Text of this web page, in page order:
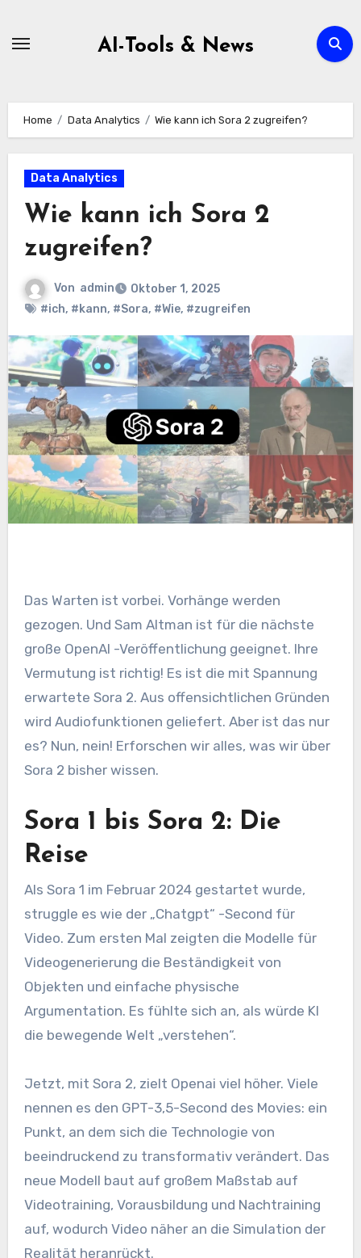
AI-Tools & News
Home Data Analytics Wie kann ich Sora 2 zugreifen?
Data Analytics
Wie kann ich Sora 2
zugreifen?
Von admin
Oktober 1, 2025
#ich, #kann, #Sora, #Wie, #zugreifen
Das Warten ist vorbei. Vorhänge werden
gezogen. Und Sam Altman ist für die nächste
große OpenAI -Veröffentlichung geeignet. Ihre
Vermutung ist richtig! Es ist die mit Spannung
erwartete Sora 2. Aus offensichtlichen Gründen
wird Audiofunktionen geliefert. Aber ist das nur
es? Nun, nein! Erforschen wir alles, was wir über
Sora 2 bisher wissen.
Sora 1 bis Sora 2: Die
Reise
Als Sora 1 im Februar 2024 gestartet wurde,
struggle es wie der „Chatgpt“ -Second für
Video. Zum ersten Mal zeigten die Modelle für
Videogenerierung die Beständigkeit von
Objekten und einfache physische
Argumentation. Es fühlte sich an, als würde KI
die bewegende Welt „verstehen“.
Jetzt, mit Sora 2, zielt Openai viel höher. Viele
nennen es den GPT-3,5-Second des Movies: ein
Punkt, an dem sich die Technologie von
beeindruckend zu transformativ verändert. Das
neue Modell baut auf großem Maßstab auf
Videotraining, Vorausbildung und Nachtraining
auf, wodurch Video näher an die Simulation der
Realität heranrückt.